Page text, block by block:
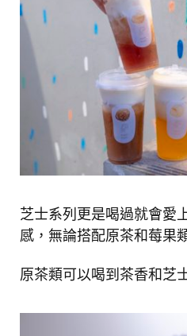
芝士系列更是喝過就會愛
感，無論搭配原茶和莓果
原茶類可以喝到茶香和芝